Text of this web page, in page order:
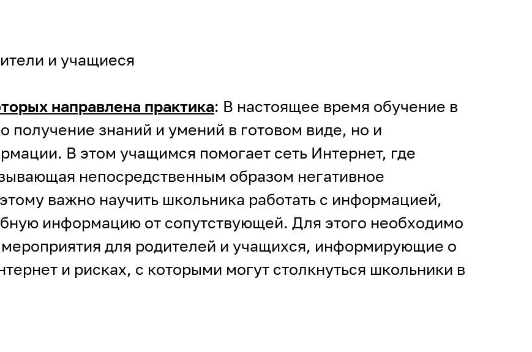
и учащиеся
направлена практика: В настоящее время обучение в
получение знаний и умений в готовом виде, но и
В этом учащимся помогает сеть Интернет, где
непосредственным образом негативное
важно научить школьника работать с информацией,
информацию от сопутствующей. Для этого необходимо
мероприятия для родителей и учащихся, информирующие о
и рисках, с которыми могут столкнуться школьники в